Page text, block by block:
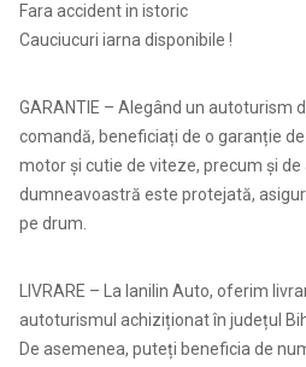
Fara accident in istoric
Cauciucuri iarna disponibile !
GARANTIE – Alegând un autoturism
comandă, beneficiați de o garanție
motor și cutie de viteze, precum și
dumneavoastră este protejată,
pe drum.
LIVRARE – La Ianilin Auto, oferim
autoturismul achiziționat în județul
De asemenea, puteți beneficia de